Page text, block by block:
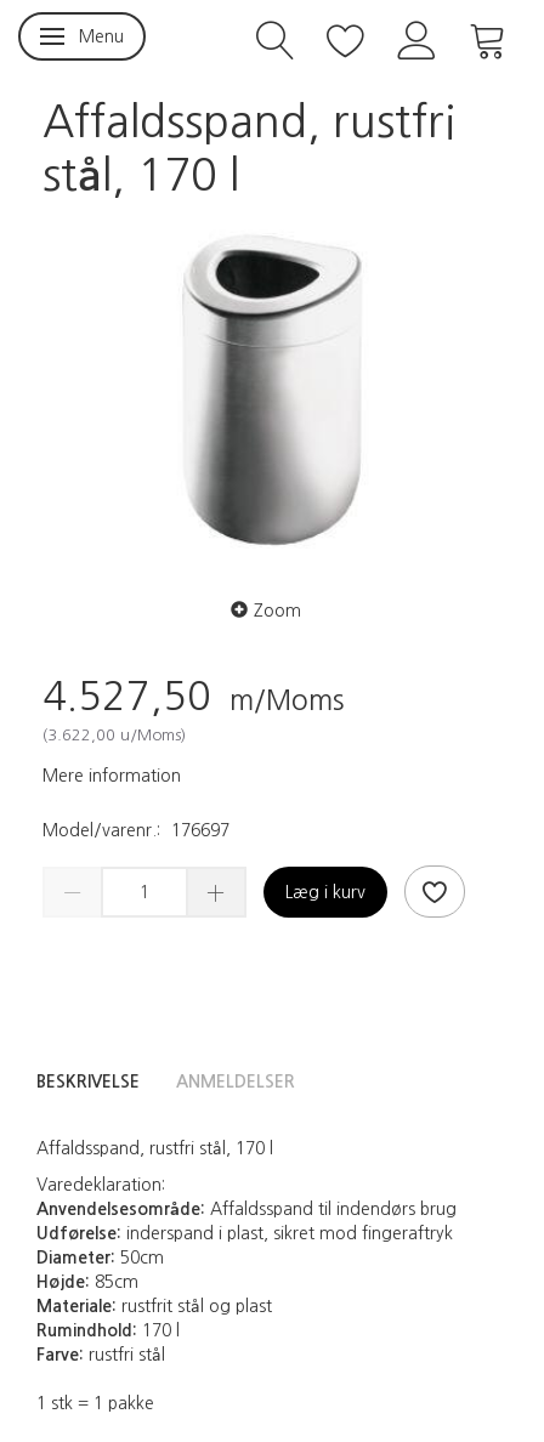
Skifte navigation
Menu
Affaldsspand, rustfri
stål, 170 l
Zoom
4.527,50 m/Moms
(3.622,00 u/Moms)
Mere information
Model/varenr.: 176697
Læg i kurv
BESKRIVELSE ANMELDELSER
Affaldsspand, rustfri stål, 170 l
Varedeklaration:
Anvendelsesområde: Affaldsspand til indendørs brug
Udførelse: inderspand i plast, sikret mod fingeraftryk
Diameter: 50cm
Højde: 85cm
Materiale: rustfrit stål og plast
Rumindhold: 170 l
Farve: rustfri stål
1 stk = 1 pakke